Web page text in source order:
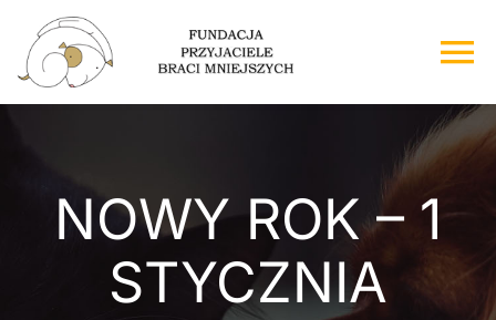
Przejdź
zawartości
O nasNOWY ROK – 1
STYCZNIA